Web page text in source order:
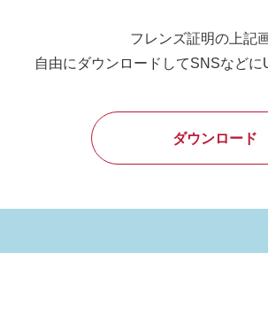
フレンズ証明の上記
自由にダウンロードしてSNSなどに
ダウンロード